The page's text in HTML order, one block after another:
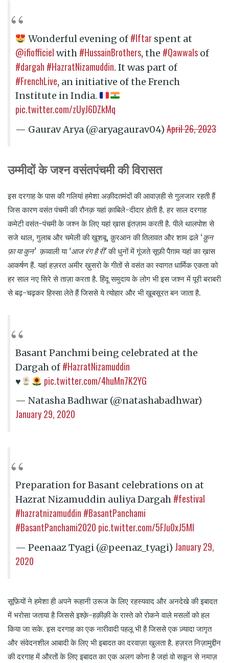
Wonderful evening of #Iftarspent at
@ifiofficiel with #HussainBrothers, the #Qawwals of
#dargah #HazratNizamuddin. It was part of
#FrenchLive, an initiative of the French
Institute in India.
pic.twitter.com/zUyJ6DZkMq
— Gaurav Arya (@aryagaurav04) April 26, 2023
उम्मीदों के जश्न वसंतपंचमी की विरासत
इस दरगाह के पास की गलियां हमेशा अक़ीदतमंदों की आवाज़ही से गुलजार रहती हैं
जिस कारण वसंत पंचमी की रौनक़ यहां क़ाबिले-दीदार होती है. हर साल दरगाह
कमेटी वसंत-पंचमी के जश्न के लिए यहां ख़ास इंतज़ाम करती है. पीले थालपोश से
सजे थाल, गुलाब और चमेली की ख़ूशबू, क़ुरआन की तिलावत और शाम ढले ‘क़ुन
फ़ा या कुन’क़व्वाली या ‘आज रंग है री’की धुनों में गूंजते सूफ़ी पैग़ाम यहां का ख़ास
आकर्षण हैं. यहां हज़रत अमीर ख़ुसरो के गीतों से वसंत का स्वागत धार्मिक एकता को
हर साल नए सिरे से ताज़ा करता है. हिंदू समुदाय के लोग भी इस जश्न में पूरी बराबरी
से बढ़-चढ़कर हिस्सा लेते हैं जिससे ये त्योहार और भी ख़ूबसूरत बन जाता है.
Basant Panchmi being celebrated at the
Dargah of #HazratNizamuddin
♥️ pic.twitter.com/4huMn7K2YG
— Natasha Badhwar (@natashabadhwar)
January 29, 2020
Preparation for Basant celebrations on at
Hazrat Nizamuddin auliya Dargah #festival
#hazratnizamuddin #BasantPanchami
#BasantPanchami2020 pic.twitter.com/5FJu0xJ5MI
— Peenaaz Tyagi (@peenaz_tyagi) January 29,
2020
सूफ़ियों ने हमेशा ही अपने रूहानी उरूज के लिए रहस्यवाद और अनदेखे की इबादत
में भरोसा जताया है जिससे इश्क़े-हक़ीक़ी के रास्ते को रोकने वाले मसलों को हल
किया जा सके. इस दरगाह का एक नारीवादी पहलू भी है जिससे एक ज़्यादा जागृत
और संवेदनशील आबादी के लिए भी इबादत का दरवाज़ा खुलता है. हज़रत निज़ामुद्दीन
की दरगाह में औरतों के लिए इबादत का एक अलग कोना है जहां वो सकून से नमाज़